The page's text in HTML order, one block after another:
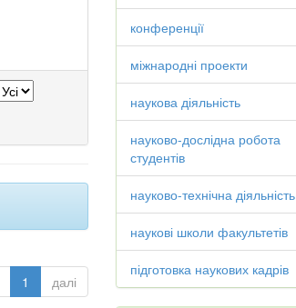
1 далі
конференції
міжнародні проекти
наукова діяльність
науково-дослідна робота
студентів
науково-технічна діяльність
наукові школи факультетів
підготовка наукових кадрів